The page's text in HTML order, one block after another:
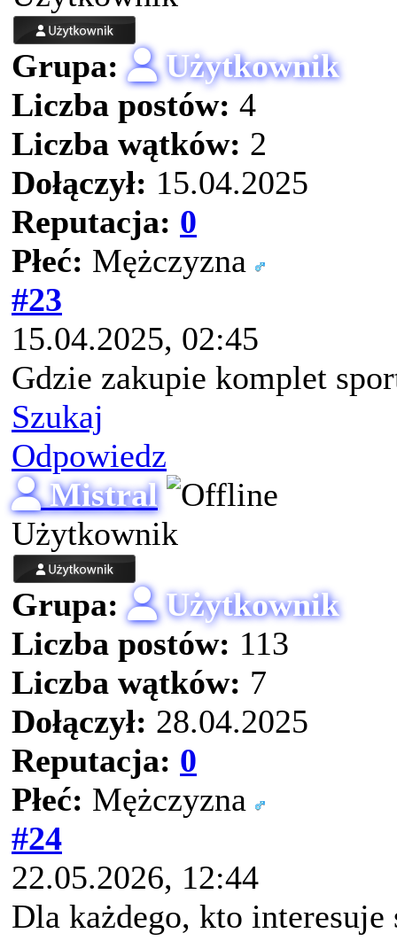
Grupa:
Użytkownik
Liczba postów: 4
Liczba wątków: 2
Dołączył: 15.04.2025
Reputacja: 0
Płeć: Mężczyzna
#23
15.04.2025, 02:45
Gdzie zakupie komplet
Szukaj
Odpowiedz
Mistral
Użytkownik
Grupa:
Użytkownik
Liczba postów: 113
Liczba wątków: 7
Dołączył: 28.04.2025
Reputacja: 0
Płeć: Mężczyzna
#24
22.05.2026, 12:44
Dla każdego, kto